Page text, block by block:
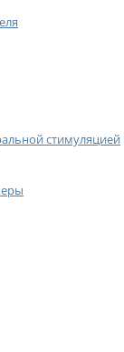
стимуляцией